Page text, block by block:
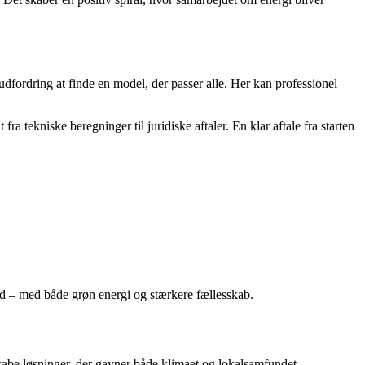
at finde en model, der passer alle. Her kan professionel
tekniske beregninger til juridiske aftaler. En klar aftale fra starten
– med både grøn energi og stærkere fællesskab.